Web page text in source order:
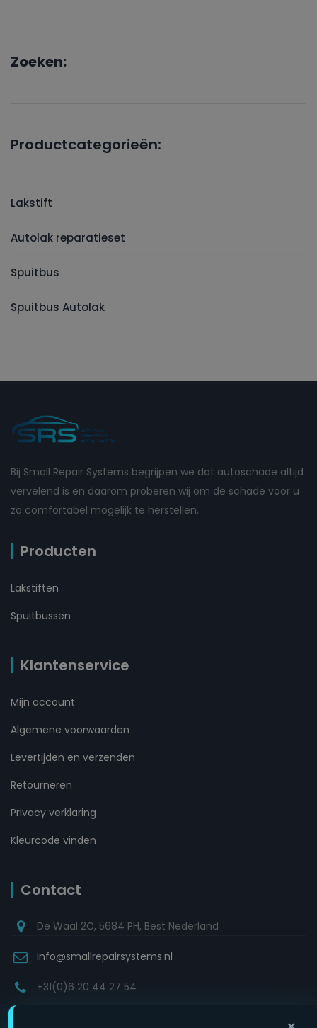
Zoeken:
Productcategorieën:
Lakstift
Autolak reparatieset
Spuitbus
Spuitbus Autolak
Bij Small Repair Systems begrijpen we dat autoschade altijd
vervelend is en daarom proberen wij om de schade voor u
zo comfortabel mogelijk te herstellen.
Producten
Lakstiften
Spuitbussen
Klantenservice
Mijn account
Algemene voorwaarden
Levertijden en verzenden
Retourneren
Privacy verklaring
Kleurcode vinden
Contact
De Waal 2C, 5684 PH, Best Nederland
info@smallrepairsystems.nl
+31(0)6 20 44 27 54